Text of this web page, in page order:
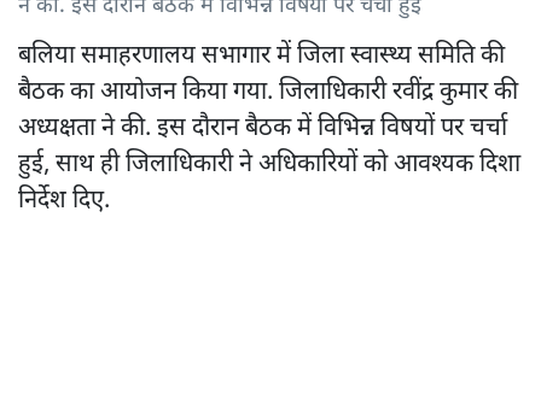
ने की. इस दौरान बैठक में विभिन्न विषयों पर चर्चा हुई
बलिया समाहरणालय सभागार में जिला स्वास्थ्य समिति की
बैठक का आयोजन किया गया. जिलाधिकारी रवींद्र कुमार की
अध्यक्षता ने की. इस दौरान बैठक में विभिन्न विषयों पर चर्चा
हुई, साथ ही जिलाधिकारी ने अधिकारियों को आवश्यक दिशा
निर्देश दिए.